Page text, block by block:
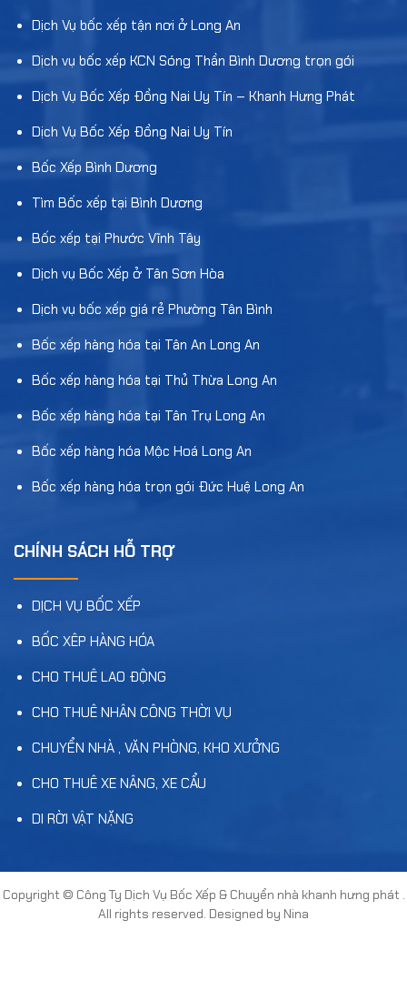
Dịch Vụ bốc xếp tận nơi ở Long An
Dịch vụ bốc xếp KCN Sóng Thần Bình Dương trọn gói
Dịch Vụ Bốc Xếp Đồng Nai Uy Tín – Khanh Hưng Phát
Dịch Vụ Bốc Xếp Đồng Nai Uy Tín
Bốc Xếp Bình Dương
Tìm Bốc xếp tại Bình Dương
Bốc xếp tại Phước Vĩnh Tây
Dịch vụ Bốc Xếp ở Tân Sơn Hòa
Dịch vụ bốc xếp giá rẻ Phường Tân Bình
Bốc xếp hàng hóa tại Tân An Long An
Bốc xếp hàng hóa tại Thủ Thừa Long An
Bốc xếp hàng hóa tại Tân Trụ Long An
Bốc xếp hàng hóa Mộc Hoá Long An
Bốc xếp hàng hóa trọn gói Đức Huệ Long An
CHÍNH SÁCH HỖ TRỢ
DỊCH VỤ BỐC XẾP
BỐC XÊP HÀNG HÓA
CHO THUÊ LAO ĐỘNG
CHO THUÊ NHÂN CÔNG THỜI VỤ
CHUYỂN NHÀ , VĂN PHÒNG, KHO XƯỞNG
CHO THUÊ XE NÂNG, XE CẨU
DI RỜI VẬT NẶNG
Copyright © Công Ty Dịch Vụ Bốc Xếp & Chuyển nhà khanh hưng phát .
All rights reserved. Designed by Nina